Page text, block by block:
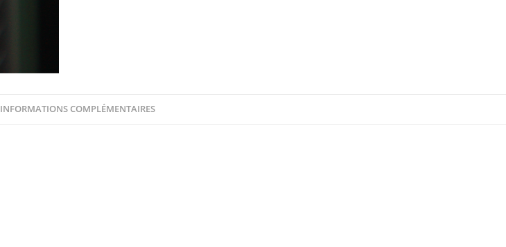
INFORMATIONS COMPLÉMENTAIRES